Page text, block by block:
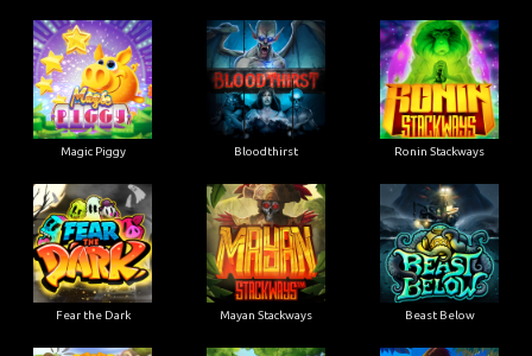
Magic Piggy Bloodthirst Ronin Stackways
Fear the Dark Mayan Stackways Beast Below